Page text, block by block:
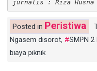
jurnalis : Riza Husna
Posted in Peristiwa
Ngasem disorot, SMPN 2
biaya piknik